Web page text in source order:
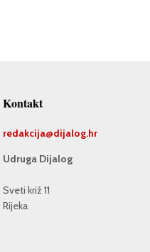
Kontakt
redakcija@dijalog.hr
Udruga Dijalog
Sveti križ 11
Rijeka